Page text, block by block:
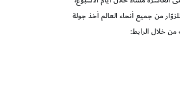
من جميع أنحاء العالم أخذ جولة
من خلال الرابط: